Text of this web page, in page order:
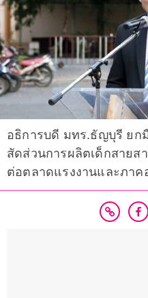
อธิการบดี มทร.ธัญบุรี ย
สัดส่วนการผลิตเด็กสาย
ต่อตลาดแรงงานและภาค